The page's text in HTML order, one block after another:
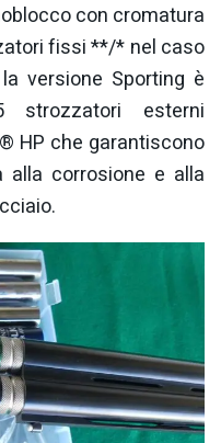
con cromatura
fissi **/* nel caso
versione Sporting è
esterni
HP che garantiscono
alla corrosione e alla